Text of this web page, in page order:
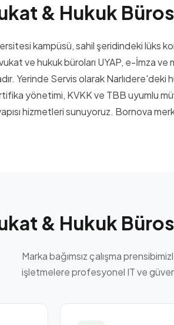
& Hukuk
kampüsü, sahil şeridindeki lüks
ve hukuk büroları UYAP, e-İmza ve
Yerinde Servis olarak Narlıdere'deki
yönetimi, KVKK ve TBB uyumlu
hizmetleri sunuyoruz. Bornova
& Hukuk
Marka bağımsız çalışma
işletmelere profesyonel IT ve